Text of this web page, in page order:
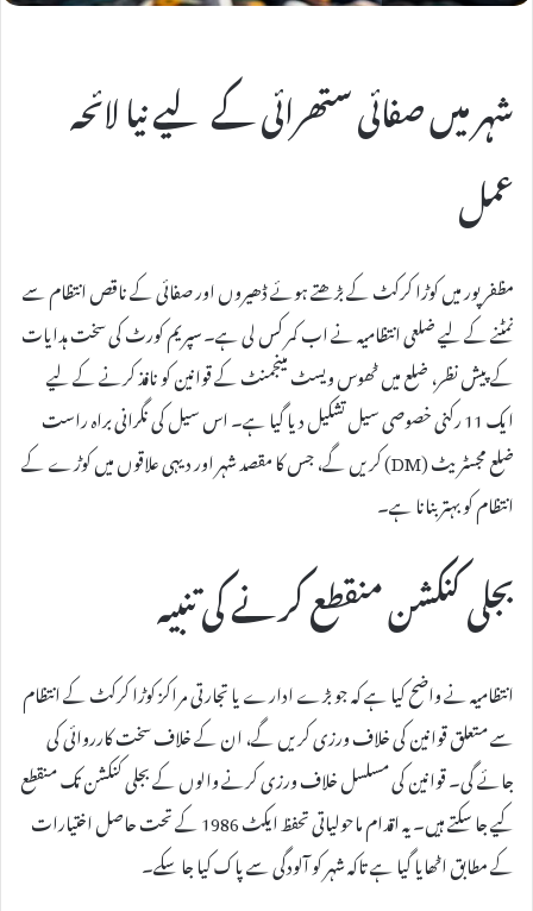
شہر میں صفائی ستھرائی کے لیے نیا لائحہ
عمل
مظفرپور میں کوڑا کرکٹ کے بڑھتے ہوئے ڈھیروں اور صفائی کے ناقص انتظام سے
نمٹنے کے لیے ضلعی انتظامیہ نے اب کمر کس لی ہے۔ سپریم کورٹ کی سخت ہدایات
کے پیش نظر، ضلع میں ٹھوس ویسٹ مینجمنٹ کے قوانین کو نافذ کرنے کے لیے
ایک 11 رکنی خصوصی سیل تشکیل دیا گیا ہے۔ اس سیل کی نگرانی براہ راست
ضلع مجسٹریٹ (DM) کریں گے، جس کا مقصد شہر اور دیہی علاقوں میں کوڑے کے
انتظام کو بہتر بنانا ہے۔
بجلی کنکشن منقطع کرنے کی تنبیہ
انتظامیہ نے واضح کیا ہے کہ جو بڑے ادارے یا تجارتی مراکز کوڑا کرکٹ کے انتظام
سے متعلق قوانین کی خلاف ورزی کریں گے، ان کے خلاف سخت کارروائی کی
جائے گی۔ قوانین کی مسلسل خلاف ورزی کرنے والوں کے بجلی کنکشن تک منقطع
کیے جا سکتے ہیں۔ یہ اقدام ماحولیاتی تحفظ ایکٹ 1986 کے تحت حاصل اختیارات
کے مطابق اٹھایا گیا ہے تاکہ شہر کو آلودگی سے پاک کیا جا سکے۔